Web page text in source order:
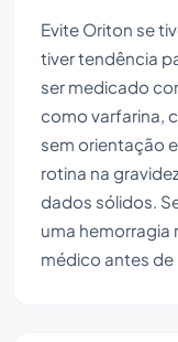
Evite Oriton se
tiver tendência
ser medicado
como varfarina,
sem orientação
rotina na
dados sólidos.
uma hemorragia
médico antes de